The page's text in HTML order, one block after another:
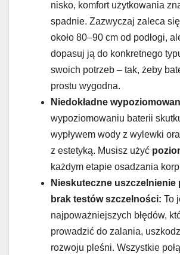
nisko, komfort użytkowania
spadnie. Zazwyczaj zaleca
około 80–90 cm od podłogi,
dopasuj ją do konkretnego
swoich potrzeb – tak, żeby
prostu wygodna.
Niedokładne
wypoziomowaniu baterii
wypływem wody z wylewki
z estetyką. Musisz użyć
każdym etapie osadzania
Nieskuteczne uszczelnienie
brak testów szczelności: To
najpoważniejszych błędów,
prowadzić do zalania,
rozwoju pleśni. Wszystkie